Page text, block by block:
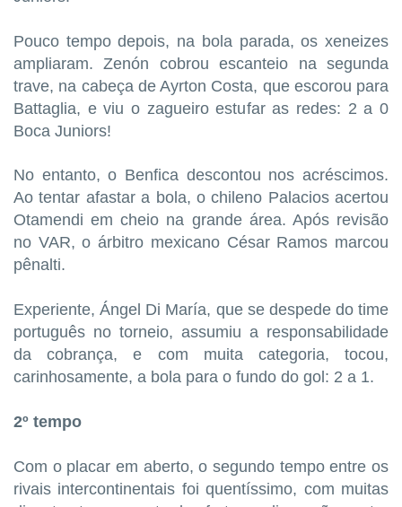
Pouco tempo depois, na bola parada, os xeneizes
ampliaram. Zenón cobrou escanteio na segunda
trave, na cabeça de Ayrton Costa, que escorou para
Battaglia, e viu o zagueiro estufar as redes: 2 a 0
Boca Juniors!
No entanto, o Benfica descontou nos acréscimos.
Ao tentar afastar a bola, o chileno Palacios acertou
Otamendi em cheio na grande área. Após revisão
no VAR, o árbitro mexicano César Ramos marcou
pênalti.
Experiente, Ángel Di María, que se despede do time
português no torneio, assumiu a responsabilidade
da cobrança, e com muita categoria, tocou,
carinhosamente, a bola para o fundo do gol: 2 a 1.
2º tempo
Com o placar em aberto, o segundo tempo entre os
rivais intercontinentais foi quentíssimo, com muitas